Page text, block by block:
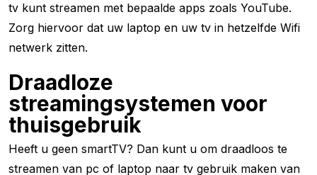
tv kunt streamen met bepaalde apps zoals YouTube.
Zorg hiervoor dat uw laptop en uw tv in hetzelfde Wifi
netwerk zitten.
Draadloze
streamingsystemen voor
thuisgebruik
Heeft u geen smartTV? Dan kunt u om draadloos te
streamen van pc of laptop naar tv gebruik maken van